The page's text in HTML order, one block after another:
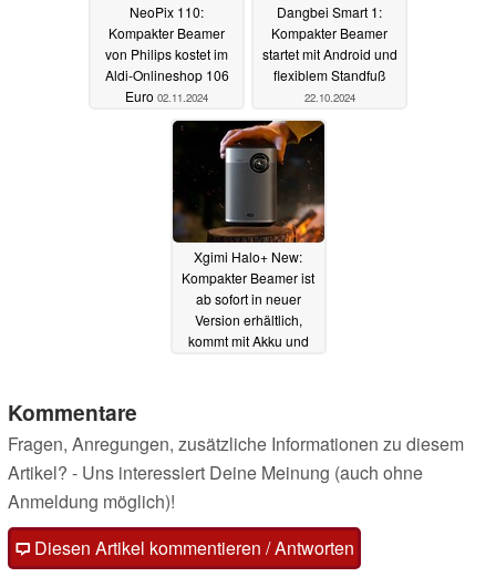
NeoPix 110:
Kompakter Beamer
von Philips kostet im
Aldi-Onlineshop 106
Euro 02.11.2024
Dangbei Smart 1:
Kompakter Beamer
startet mit Android und
flexiblem Standfuß
22.10.2024
Xgimi Halo+ New:
Kompakter Beamer ist
ab sofort in neuer
Version erhältlich,
kommt mit Akku und
Kommentare
Fragen, Anregungen, zusätzliche Informationen zu diesem
Artikel? - Uns interessiert Deine Meinung (auch ohne
Anmeldung möglich)!
Diesen Artikel kommentieren / Antworten